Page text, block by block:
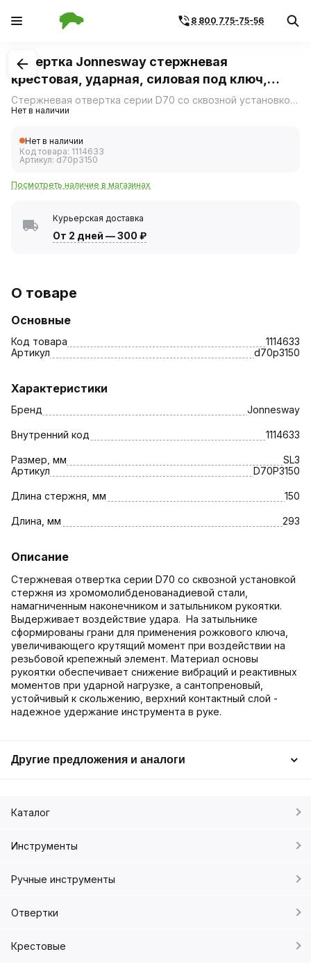
8 800 775-75-56
1/1
Отвертка Jonnesway стержневая
крестовая, ударная, силовая под ключ,
PH3х150
Стержневая отвертка серии D70 со сквозной установкой стержня из хромомолибденованадиевой стали, намагниченным наконечником и затыльником рукоятки.
Нет в наличии
Нет в наличии
Код товара: 1114633
Артикул: d70p3150
Посмотреть наличие в магазинах
Курьерская доставка
От 2 дней —300 ₽
О товаре
Основные
Код товара
1114633
Артикул
d70p3150
Характеристики
Бренд Jonnesway
Внутренний код 1114633
Размер, мм
SL3
Артикул
D70P3150
Длина стержня, мм 150
Длина, мм 293
Описание
Стержневая отвертка серии D70 со сквозной установкой
стержня из хромомолибденованадиевой стали,
намагниченным наконечником и затыльником рукоятки.
Выдерживает воздействие удара. На затыльнике
сформированы грани для применения рожкового ключа,
увеличивающего крутящий момент при воздействии на
резьбовой крепежный элемент. Материал основы
рукоятки обеспечивает снижение вибраций и реактивных
моментов при ударной нагрузке, а сантопреновый,
устойчивый к скольжению, верхний контактный слой -
надежное удержание инструмента в руке.
Другие предложения и аналоги
Каталог
Инструменты
Ручные инструменты
Отвертки
Крестовые